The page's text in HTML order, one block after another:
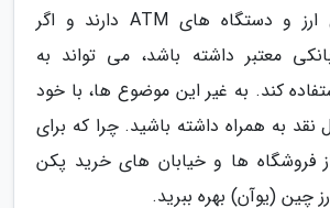
اند، امکان تبدیل ارز و دستگاه های ATM دارند و اگر
معتبر داشته باشد، می تواند به
کند. به غیر این موضوع ها، با خود
نقد به همراه داشته باشید. چرا که برای
فروشگاه ها و خیابان های خرید پکن
چین (یوآن) بهره ببرید.